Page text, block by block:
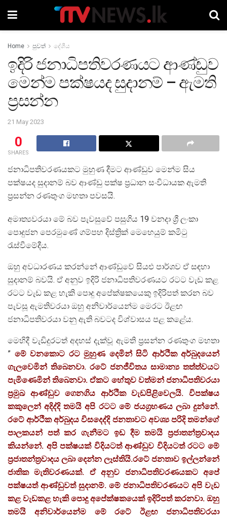
Home පුවත් දේශීය
ඉදිරි ජනාධිපතිවරණයට ආණ්ඩුව
මෙන්ම පක්ෂයද සුදානම් – ඇමති
ප්‍රසන්න
21 May 2023
0
SHARES
ජනාධිපතිවරණයකට මුහුණ දීමට ආණ්ඩුව මෙන්ම සිය
පක්ෂයද සුදානම් බව ආණ්ඩු පක්ෂ ප්‍රධාන සංවිධායක ඇමති
ප්‍රසන්න රණතුංග මහතා පවසයි.
අමාත්‍යවරයා මේ බව පැවසුවේ පසුගිය 19 වනදා ශ්‍රී ලංකා
පොදුජන පෙරමුණේ ගම්පහ දිස්ත්‍රික් මෙහෙයුම් කමිටු
රැස්වීමේදීය.
ඔහු අවධාරණය කරන්නේ ආණ්ඩුවේ සියළු පාර්ශව ඒ සඳහා
සුදානම් බවයි. ඒ අනුව ඉදිරි ජනාධිපතිවරණයට රටට වැඩ කළ
රටට වැඩ කළ හැකි පොදු අපේක්ෂකයෙකු ඉදිරිපත් කරන බව
පැවසූ ඇමතිවරයා ඔහු අනිවාර්යෙන්ම මෙරට ඊළඟ
ජනාධිපතිවරයා වනු ඇති බවටද විශ්වාසය පළ කළේය.
මෙහිදී වැඩිදුරටත් අදහස් දැක්වූ ඇමති ප්‍රසන්න රණතුංග මහතා
” මේ වනකොට රට මුහුණ දෙමින් සිටි ආර්ථික අර්බුදයෙන්
ගැලවෙමින් තිබෙනවා. රටේ ජනජීවිතය සාමාන්‍ය තත්ත්වයට
පැමිණෙමින් තිබෙනවා. ඒකට හේතුව වත්මන් ජනාධිපතිවරයා
ප්‍රමුඛ ආණ්ඩුව ගෙනගිය ආර්ථික වැඩපිළිවෙලයි. විපක්ෂය
කකුලෙන් අදිද්දි තමයි අපි රටට මේ ජයග්‍රහණය ලබා දුන්නේ.
රටේ ආර්ථික අර්බුදය විසදෙද්දි ජනතාවට අවශ්‍ය පරිදි තමන්ගේ
පාලකයන් පත් කර ගැනීමට ඉඩ දීම තමයි ප්‍රජාතන්ත්‍රවාදය
කියන්නේ. අපි පක්ෂයක් විදියටත් ආණ්ඩුව විදියටත් රටට මේ
ප්‍රජාතන්ත්‍රවාදය ලබා දෙන්න ලෑස්තියි.රටේ ජනතාව ඉල්ලන්නේ
ජාතික මැතිවරණයක්. ඒ අනුව ජනාධිපතිවරණයකට අපේ
පක්ෂයත් ආණ්ඩුවත් සුදානම්. මේ ජනාධිපතිවරණයට අපි වැඩ
කළ වැඩකළ හැකි පොදු අපේක්ෂකයෙක් ඉදිරිපත් කරනවා. ඔහු
තමයි අනිවාර්යෙන්ම මේ රටේ ඊළඟ ජනාධිපතිවරයා